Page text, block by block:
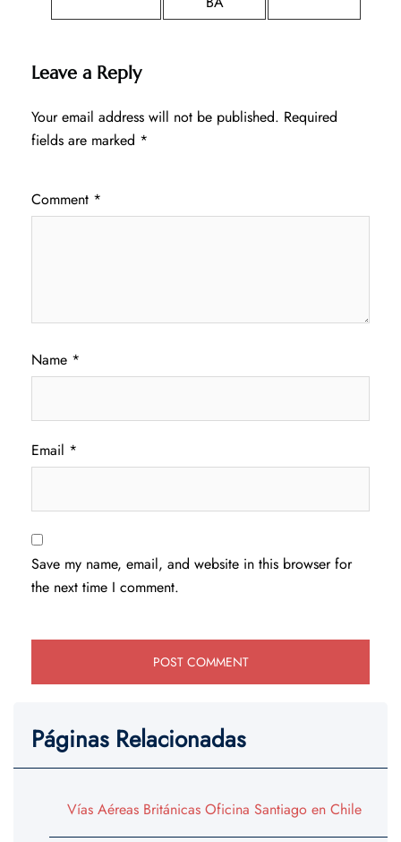
Leave a Reply
Your email address will not be published. Required
fields are marked *
Comment *
Name *
Email *
Save my name, email, and website in this browser for
the next time I comment.
Páginas Relacionadas
Vías Aéreas Británicas Oficina Santiago en Chile